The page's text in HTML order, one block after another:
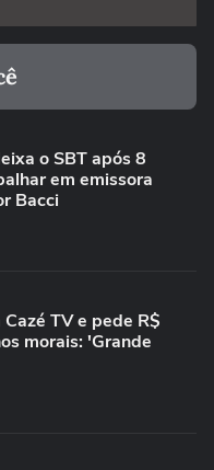
o SBT após 8
em emissora
Bacci
TV e pede R$
morais: 'Grande